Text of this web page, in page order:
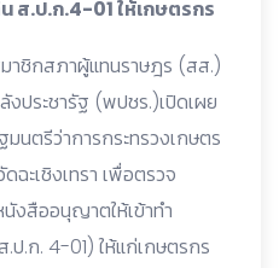
ส.ป.ก.4-01 ให้เกษตรกร
าชิกสภาผู้แทนราษฎร (สส.)
งประชารัฐ (พปชร.)เปิดเผย
นตรีว่าการกระทรวงเกษตร
ะเชิงเทรา เพื่อตรวจ
นังสืออนุญาตให้เข้าทำ
ป.ก. 4-01) ให้แก่เกษตรกร